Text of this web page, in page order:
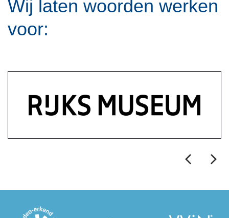
Wij laten woorden werken
voor: